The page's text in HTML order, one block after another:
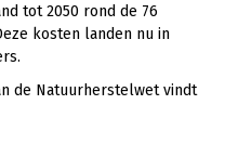
tot 2050 rond de 76
kosten landen nu in
de Natuurherstelwet vindt